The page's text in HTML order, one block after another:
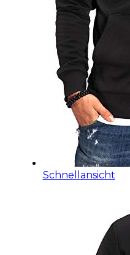
Schnellansicht